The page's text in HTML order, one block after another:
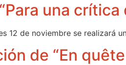
una
12 de noviembre se realizará
de “En